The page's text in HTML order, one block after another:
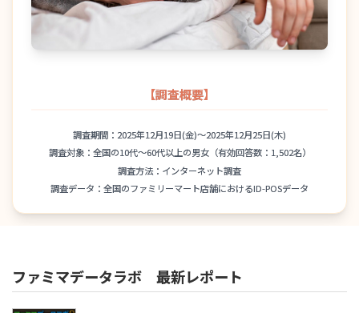
【調査概要】
調査期間：2025年12月19日(金)～2025年12月25日(木)
調査対象：全国の10代～60代以上の男女（有効回答数：1,502名）
調査方法：インターネット調査
調査データ：全国のファミリーマート店舗におけるID-POSデータ
ファミマデータラボ 最新レポート